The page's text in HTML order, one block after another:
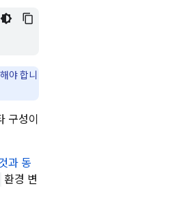
야 합니
구성이
과 동
환경 변